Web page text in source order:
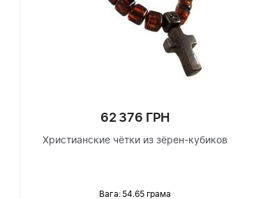
62 376 ГРН
Христианские чётки из зёрен-кубиков
Вага: 54.65 грама